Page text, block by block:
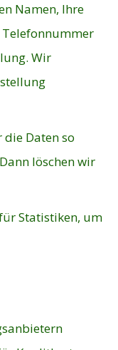
Namen, Ihre
Telefonnummer
Wir
Daten so
löschen wir
Statistiken, um